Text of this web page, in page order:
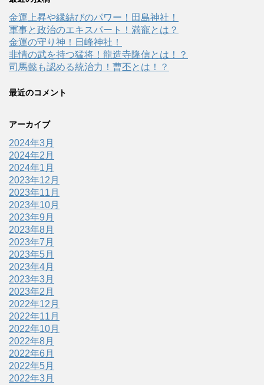
金運上昇や縁結びのパワー！田島神社！
軍事と政治のエキスパート！満寵とは？
金運の守り神！日峰神社！
非情の武を持つ猛将！龍造寺隆信とは！？
司馬懿も認める統治力！曹丕とは！？
最近のコメント
アーカイブ
2024年3月
2024年2月
2024年1月
2023年12月
2023年11月
2023年10月
2023年9月
2023年8月
2023年7月
2023年5月
2023年4月
2023年3月
2023年2月
2022年12月
2022年11月
2022年10月
2022年8月
2022年6月
2022年5月
2022年3月